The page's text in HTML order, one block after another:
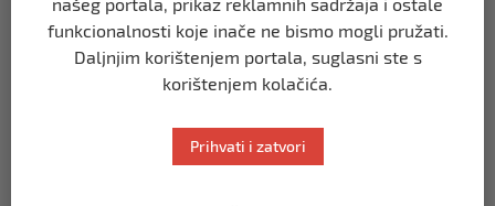
BIH
Zašto Bakir Izetbegović trenutno ima
najveće šanse za povratak u
Predsjedništvo BiH
prije 3 mjeseca
funkcionalnosti koje inače ne bismo mogli pružati.
Daljnjim korištenjem portala, suglasni ste s
korištenjem kolačića.
Prihvati i zatvori